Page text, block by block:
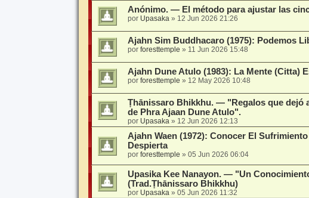
Anónimo. — El método para ajustar las
por Upasaka» 12 Jun 2026 21:26
Ajahn Sim Buddhacaro (1975): Podemos
por foresttemple » 11 Jun 2026 15:48
Ajahn Dune Atulo (1983): La Mente (Citta)
por foresttemple » 12 May 2026 10:48
Ṭhānissaro Bhikkhu. — "Regalos que dejó
de Phra Ajaan Dune Atulo".
por Upasaka» 12 Jun 2026 12:13
Ajahn Waen (1972): Conocer El
Despierta
por foresttemple » 05 Jun 2026 06:04
Upasika Kee Nanayon. — "Un
(Trad.Ṭhānissaro Bhikkhu)
por Upasaka» 05 Jun 2026 11:32